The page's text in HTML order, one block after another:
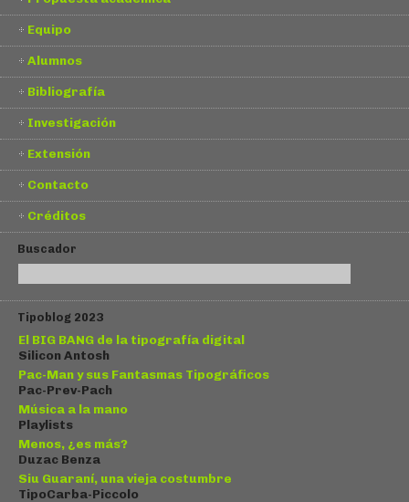
Equipo
Alumnos
Bibliografía
Investigación
Extensión
Contacto
Créditos
Buscador
Tipoblog 2023
El BIG BANG de la tipografía digital
Silicon Antosh
Pac-Man y sus Fantasmas Tipográficos
Pac-Prev-Pach
Música a la mano
Playlists
Menos, ¿es más?
Duzac Benza
Siu Guaraní, una vieja costumbre
TipoCarba-Piccolo